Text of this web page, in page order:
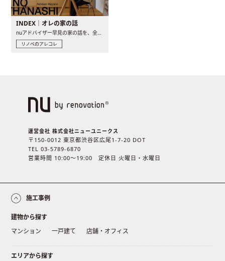
INDEX｜オレの家の話
nuアドバイザー早見の家の話を、全4話でお届け。リノベーションを..
リノベのアレコレ
運営会社 株式会社ニューユニークス
〒150-0012 東京都渋谷区広尾1-7-20 DOT
TEL 03-5789-6870
営業時間 10:00〜19:00 定休日 火曜日・水曜日
施工事例
建物から探す
マンション
一戸建て 店舗・オフィス
エリアから探す